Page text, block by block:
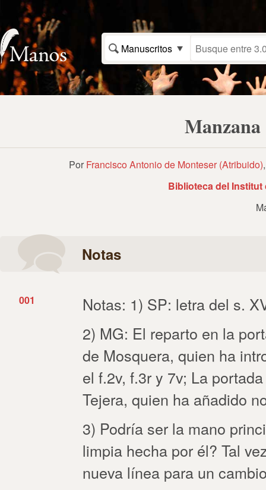
Manuscritos
Por Francisco Antonio de Monteser (Atribuido)
Biblioteca del Institut
Notas
001
Notas: 1) SP: letra del s.
2) MG: El reparto en la
de Mosquera, quien ha
el f.2v, f.3r y 7v; La
Tejera, quien ha añadido
3) Podría ser la mano
limpia hecha por él? Tal
nueva línea para un